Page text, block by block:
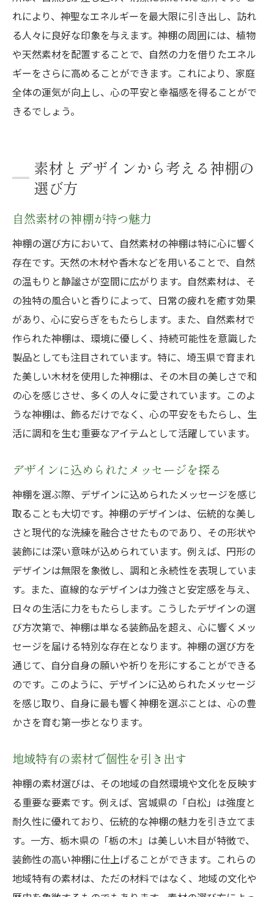
れにより、神聖なエネルギーを最大限に引き出し、訪れ
る人々に良好な印象を与えます。神棚の周囲には、植物
や天然素材を配置することで、自然の力を借りたエネル
ギーをさらに高めることができます。これにより、家庭
全体の運気が向上し、心の平安と幸福感を得ることがで
きるでしょう。
素材とデザインから考える神棚の
選び方
自然素材の神棚が持つ魅力
神棚の選び方において、自然素材の神棚は特に心に響く
存在です。天然の木材や香木などを用いることで、自然
の温もりと静謐さが空間に広がります。自然素材は、そ
の独特の風合いと香りによって、日常の疲れを癒す効果
があり、心に安らぎをもたらします。また、自然素材で
作られた神棚は、環境に優しく、持続可能性を意識した
製品としても注目されています。特に、埼玉県で育まれ
た美しい木材を使用した神棚は、その木目の美しさで和
の心を感じさせ、多くの人々に愛されています。このよ
うな神棚は、飾るだけでなく、心の平安をもたらし、生
活に調和を生む重要なアイテムとして活躍しています。
デザインに込められたメッセージを探る
神棚を選ぶ際、デザインに込められたメッセージを感じ
取ることも大切です。神棚のデザインは、伝統的な美し
さと現代的な洗練を融合させたものであり、その形状や
装飾には深い意味が込められています。例えば、円形の
デザインは無限を象徴し、調和と永続性を表現していま
す。また、直線的なデザインは力強さと安定感を与え、
日々の生活に力をもたらします。こうしたデザインの選
び方次第で、神棚は単なる装飾品を超え、心に響くメッ
セージを届ける特別な存在となります。神棚の選び方を
通じて、自分自身の願いや祈りを形にすることができる
のです。このように、デザインに込められたメッセージ
を感じ取り、自身に最も響く神棚を選ぶことは、心の豊
かさを育む第一歩となります。
地域特有の素材で個性を引き出す
神棚の素材選びは、その地域の自然環境や文化を反映す
る重要な要素です。例えば、宮城県の「白松」は強度と
耐久性に優れており、伝統的な神棚の魅力を引き立てま
す。一方、栃木県の「栃の木」は美しい木目が特徴で、
装飾性の高い神棚に仕上げることができます。これらの
地域特有の素材は、ただの材料ではなく、地域の文化や